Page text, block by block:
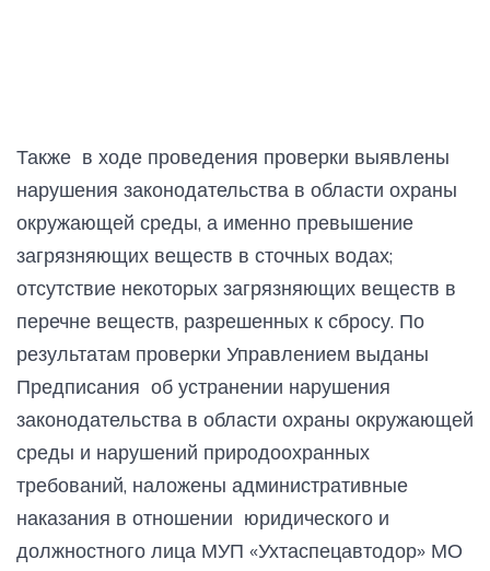
Также в ходе проведения проверки выявлены
нарушения законодательства в области охраны
окружающей среды, а именно превышение
загрязняющих веществ в сточных водах;
отсутствие некоторых загрязняющих веществ в
перечне веществ, разрешенных к сбросу. По
результатам проверки Управлением выданы
Предписания об устранении нарушения
законодательства в области охраны окружающей
среды и нарушений природоохранных
требований, наложены административные
наказания в отношении юридического и
должностного лица МУП «Ухтаспецавтодор» МО